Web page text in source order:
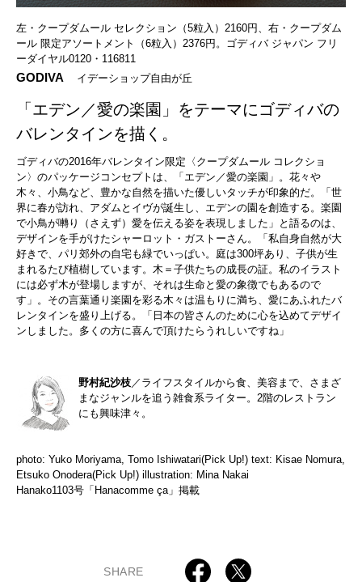
左・クープダムール セレクション（5粒入）2160円、右・クープダム
ール 限定アソートメント（6粒入）2376円。ゴディバ ジャパン フリ
ーダイヤル0120・116811
GODIVA イデーショップ自由が丘
「エデン／愛の楽園」をテーマにゴディバの
バレンタインを描く。
ゴディバの2016年バレンタイン限定〈クープダムール コレクショ
ン〉のパッケージコンセプトは、「エデン／愛の楽園」。花々や
木々、小鳥など、豊かな自然を描いた優しいタッチが印象的だ。「世
界に春が訪れ、アダムとイヴが誕生し、エデンの園を創造する。楽園
で小鳥が囀り（さえず）愛を伝える姿を表現しました」と語るのは、
デザインを手がけたシャーロット・ガストーさん。「私自身自然が大
好きで、パリ郊外の自宅も緑でいっぱい。庭は300坪あり、子供が生
まれるたび植樹しています。木＝子供たちの成長の証。私のイラスト
には必ず木が登場しますが、それは生命と愛の象徴でもあるので
す」。その言葉通り楽園を彩る木々は温もりに満ち、愛にあふれたバ
レンタインを盛り上げる。「日本の皆さんのために心を込めてデザイ
ンしました。多くの方に喜んで頂けたらうれしいですね」
野村紀沙枝／ライフスタイルから食、美容まで、さまざ
まなジャンルを追う雑食系ライター。2階のレストラン
にも興味津々。
photo: Yuko Moriyama, Tomo Ishiwatari(Pick Up!) text: Kisae Nomura,
Etsuko Onodera(Pick Up!) illustration: Mina Nakai
Hanako1103号「Hanacomme ça」掲載
SHARE